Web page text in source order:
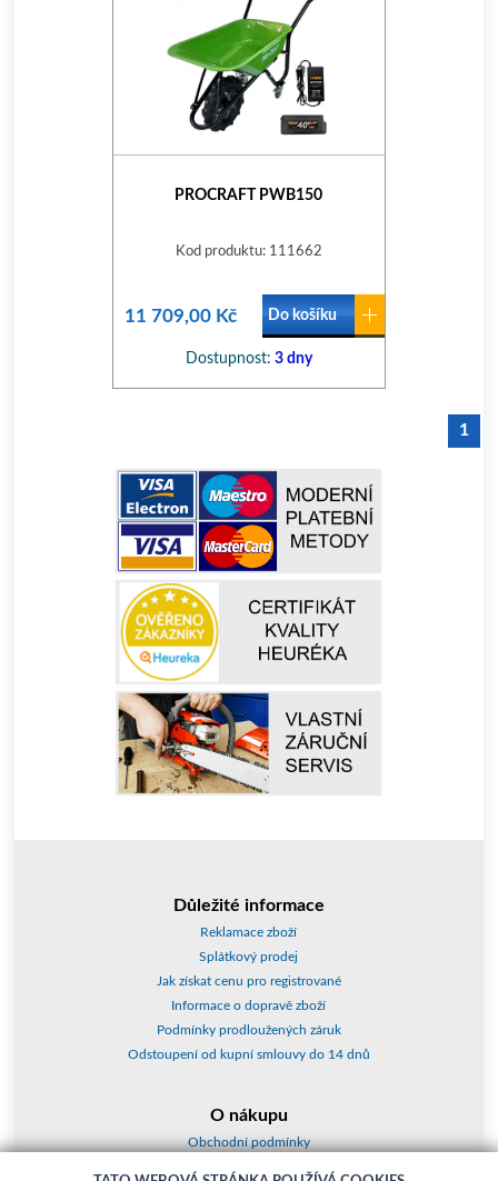
PROCRAFT PWB150
Kod produktu: 111662
11 709,00 Kč Do košíku
Dostupnost: 3 dny
1
Důležité informace
Reklamace zboží
Splátkový prodej
Jak získat cenu pro registrované
Informace o dopravě zboží
Podmínky prodloužených záruk
Odstoupení od kupní smlouvy do 14 dnů
O nákupu
Obchodní podmínky